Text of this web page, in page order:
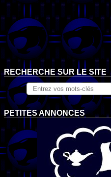
RECHERCHE SUR LE SITE
PETITES ANNONCES